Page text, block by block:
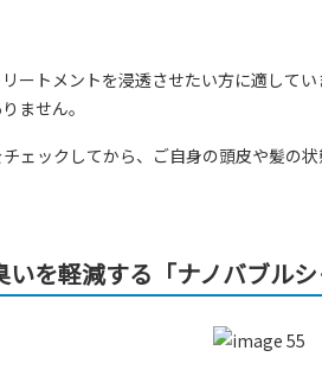
ートメントを浸透させたい方に適して
ません。
ェックしてから、ご自身の頭皮や髪の
を軽減する「ナノバブルシ